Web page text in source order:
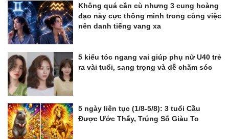
Không quá cần cù nhưng 3 cung hoàng
đạo này cực thông minh trong công việc
nên danh tiếng vang xa
5 kiểu tóc ngang vai giúp phụ nữ U40 trẻ
ra vài tuổi, sang trọng và dễ chăm sóc
5 ngày liên tục (1/8-5/8): 3 tuổi Cầu
Được Ước Thấy, Trúng Số Giàu To